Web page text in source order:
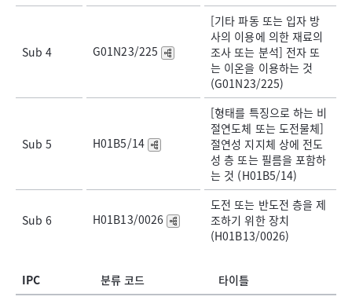
Sub 4 G01N23/225
[기타 파동 또는 입자 방
사의 이용에 의한 재료의
조사 또는 분석] 전자 또
는 이온을 이용하는 것
(G01N23/225)
Sub 5 H01B5/14
[형태를 특징으로 하는 비
절연도체 또는 도전물체]
절연성 지지체 상에 전도
성 층 또는 필름을 포함하
는 것 (H01B5/14)
Sub 6 H01B13/0026
도전 또는 반도전 층을 제
조하기 위한 장치
(H01B13/0026)
IPC 분류 코드 타이틀